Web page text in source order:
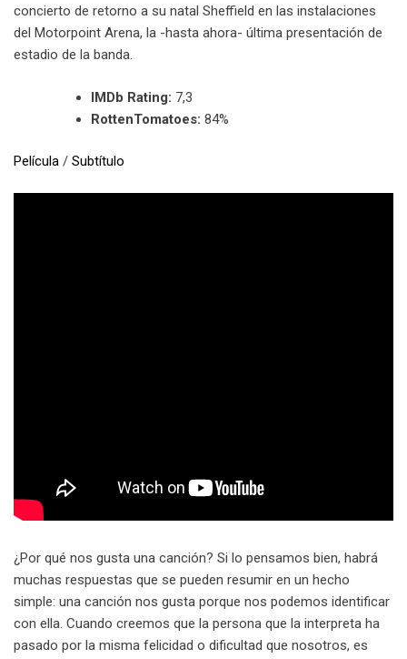
concierto de retorno a su natal Sheffield en las instalaciones
del Motorpoint Arena, la -hasta ahora- última presentación de
estadio de la banda.
IMDb Rating: 7,3
RottenTomatoes: 84%
Película / Subtítulo
¿Por qué nos gusta una canción? Si lo pensamos bien, habrá
muchas respuestas que se pueden resumir en un hecho
simple: una canción nos gusta porque nos podemos identificar
con ella. Cuando creemos que la persona que la interpreta ha
pasado por la misma felicidad o dificultad que nosotros, es